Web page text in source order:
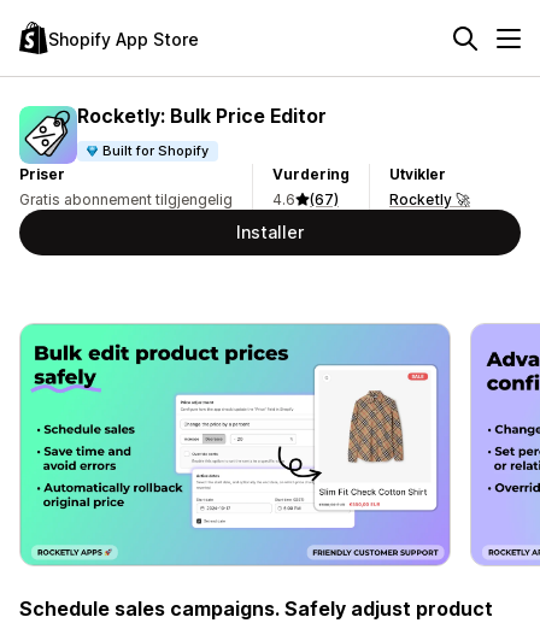
Shopify App Store
Rocketly: Bulk Price Editor
Built for Shopify
Priser
Gratis abonnement tilgjengelig
Vurdering
4.6
(67)
Utvikler
Rocketly 🚀
Installer
Schedule sales campaigns. Safely adjust product